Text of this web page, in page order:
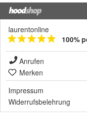
laurentonline
100%
Anrufen
Merken
Impressum
Widerrufsbelehrung